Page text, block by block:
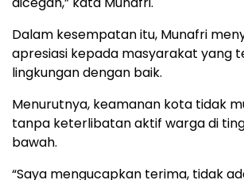
Dalam kesempatan itu, Munafri
apresiasi kepada masyarakat yang
lingkungan dengan baik.
Menurutnya, keamanan kota tidak
tanpa keterlibatan aktif warga di
bawah.
“Saya mengucapkan terima, tidak